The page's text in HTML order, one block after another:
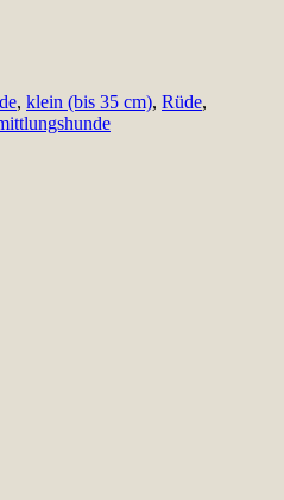
, klein (bis 35 cm), Rüde,